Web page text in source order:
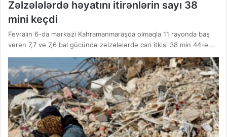
Zəlzələlərdə həyatını itirənlərin sayı 38
mini keçdi
Fevralın 6-da mərkəzi Kahramanmaraşda olmaqla 11 rayonda baş
verən 7,7 və 7,6 bal gücündə zəlzələlərdə can itkisi 38 min 44-ə…